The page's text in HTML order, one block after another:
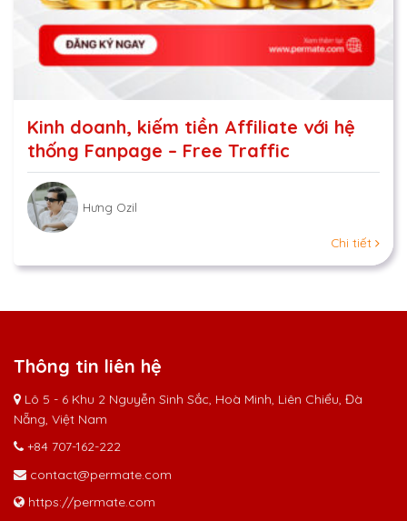
Kinh doanh, kiếm tiền Affiliate với hệ
thống Fanpage – Free Traffic
Hưng Ozil
Chi tiết
Thông tin liên hệ
Lô 5 - 6 Khu 2 Nguyễn Sinh Sắc, Hoà Minh, Liên Chiểu, Đà
Nẵng, Việt Nam
+84 707-162-222
contact@permate.com
https://permate.com